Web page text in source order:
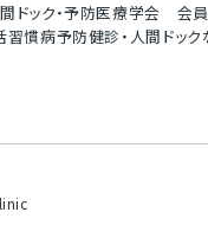
ドック・予防医療学会 会
慣病予防健診・人間ドック